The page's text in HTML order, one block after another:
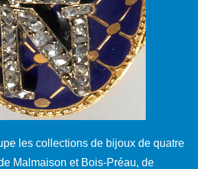
les collections de bijoux de quatre
Malmaison et Bois-Préau, de